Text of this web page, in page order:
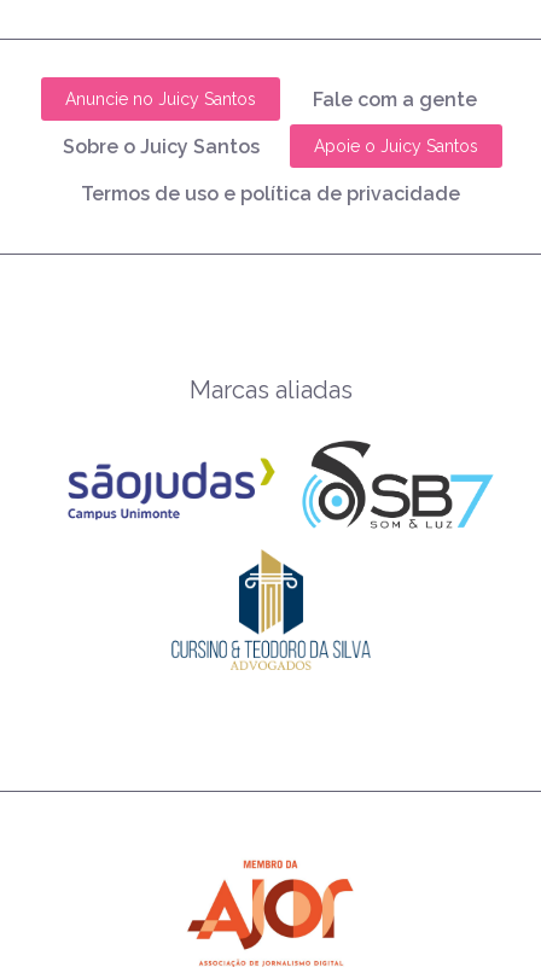
Anuncie no Juicy Santos Fale com a gente
Sobre o Juicy Santos Apoie o Juicy Santos
Termos de uso e política de privacidade
Marcas aliadas